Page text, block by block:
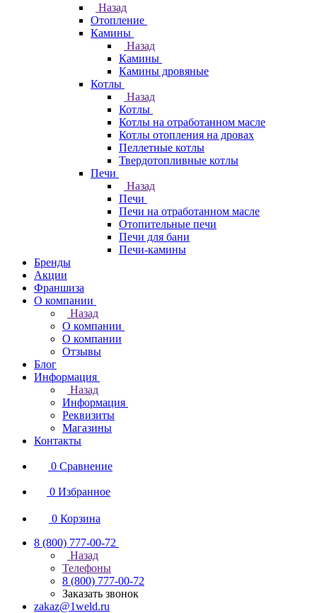
Назад
Отопление
Камины
Назад
Камины
Камины дровяные
Котлы
Назад
Котлы
Котлы на отработанном масле
Котлы отопления на дровах
Пеллетные котлы
Твердотопливные котлы
Печи
Назад
Печи
Печи на отработанном масле
Отопительные печи
Печи для бани
Печи-камины
Бренды
Акции
Франшиза
О компании
Назад
О компании
О компании
Отзывы
Блог
Информация
Назад
Информация
Реквизиты
Магазины
Контакты
0 Сравнение
0 Избранное
0 Корзина
8 (800) 777-00-72
Назад
Телефоны
8 (800) 777-00-72
Заказать звонок
zakaz@1weld.ru